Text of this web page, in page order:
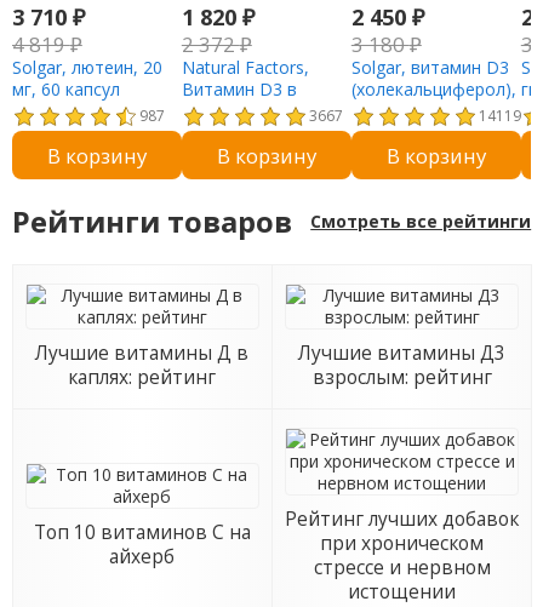
3 710 ₽
4 819₽
Solgar, лютеин, 20
мг, 60 капсул
987
В корзину
1 820 ₽
2 372₽
Natural Factors,
Витамин D3 в
каплях, без
ароматизаторов, 25
мкг (1000 МЕ), 15 мл
(0,5 жидкой унции)
3667
В корзину
2 450 ₽
3 180₽
Solgar, витамин D3
(холекальциферол),
250 мкг (10 000 МЕ),
120 капсул
14119
В корзину
2
3
Рейтинги товаров Смотреть все рейтинги
Лучшие витамины Д в
каплях: рейтинг
Лучшие витамины Д3
взрослым: рейтинг
Топ 10 витаминов С на
айхерб
Рейтинг лучших добавок
при хроническом
стрессе и нервном
истощении